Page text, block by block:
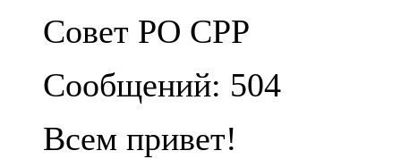
Совет РО СРР
Сообщений: 504
Всем привет!